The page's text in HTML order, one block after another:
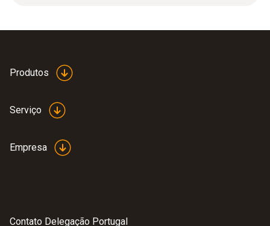
Produtos
Serviço
Empresa
Contato Delegação Portugal